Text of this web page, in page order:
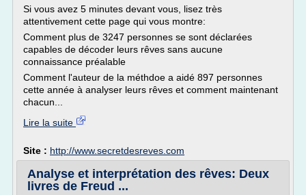
Si vous avez 5 minutes devant vous, lisez très
attentivement cette page qui vous montre:
Comment plus de 3247 personnes se sont déclarées
capables de décoder leurs rêves sans aucune
connaissance préalable
Comment l'auteur de la méthdoe a aidé 897 personnes
cette année à analyser leurs rêves et comment maintenant
chacun...
Lire la suite
Site : http://www.secretdesreves.com
Analyse et interprétation des rêves: Deux
livres de Freud ...